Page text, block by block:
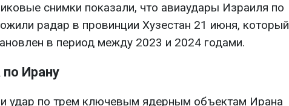
снимки показали, что авиаудары Израиля по
радар в провинции Хузестан 21 июня, который
в период между 2023 и 2024 годами.
Ирану
удар по трем ключевым ядерным объектам Ирана